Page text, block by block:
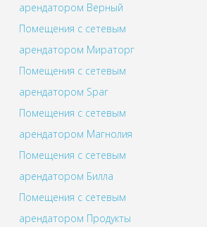
арендатором Верный
Помещения с сетевым
арендатором Мираторг
Помещения с сетевым
арендатором Spar
Помещения с сетевым
арендатором Магнолия
Помещения с сетевым
арендатором Билла
Помещения с сетевым
арендатором Продукты